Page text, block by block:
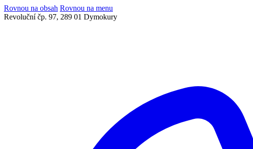
Rovnou na obsah Rovnou na menu
Revoluční čp. 97, 289 01 Dymokury